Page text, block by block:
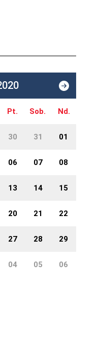
Pt. Sob. Nd.
30 31 01
06 07 08
13 14 15
20 21 22
27 28 29
04 05 06